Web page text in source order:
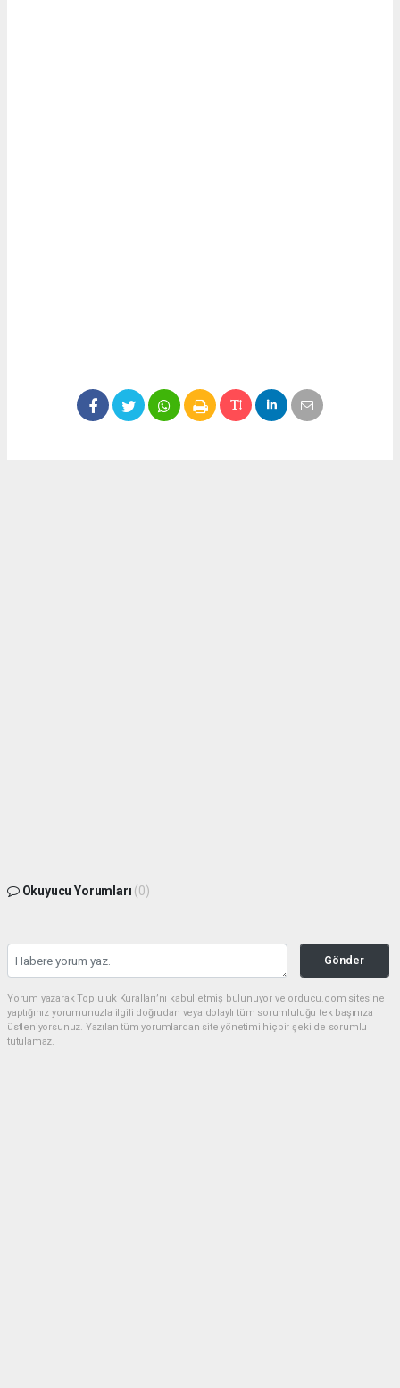
Okuyucu Yorumları (0)
Gönder
Yorum yazarak Topluluk Kuralları’nı kabul etmiş bulunuyor ve orducu.com sitesine
yaptığınız yorumunuzla ilgili doğrudan veya dolaylı tüm sorumluluğu tek başınıza
üstleniyorsunuz. Yazılan tüm yorumlardan site yönetimi hiçbir şekilde sorumlu
tutulamaz.